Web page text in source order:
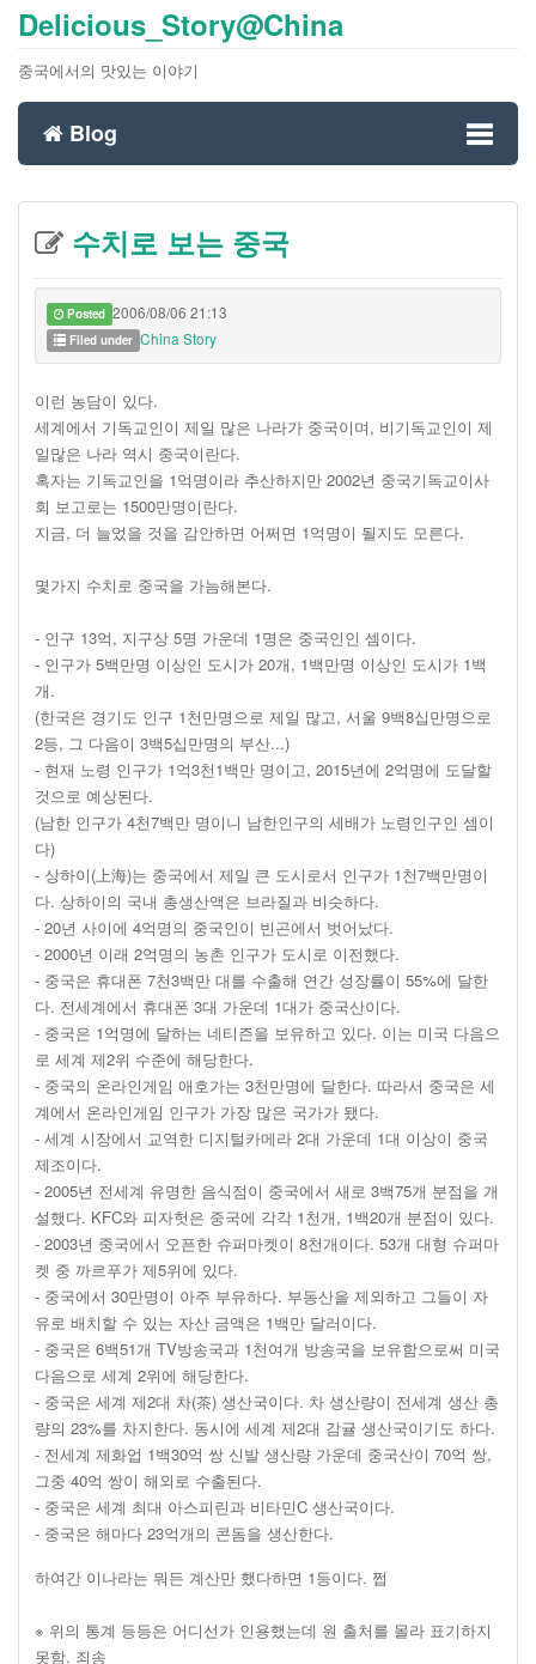
Delicious_Story@China
중국에서의 맛있는 이야기
Toggle
Blog
수치로 보는 중국
Posted 2006/08/06 21:13
Filed under China Story
이런 농담이 있다.
세계에서 기독교인이 제일 많은 나라가 중국이며, 비기독교인이 제
일많은 나라 역시 중국이란다.
혹자는 기독교인을 1억명이라 추산하지만 2002년 중국기독교이사
회 보고로는 1500만명이란다.
지금, 더 늘었을 것을 감안하면 어쩌면 1억명이 될지도 모른다.
몇가지 수치로 중국을 가늠해본다.
- 인구 13억, 지구상 5명 가운데 1명은 중국인인 셈이다.
- 인구가 5백만명 이상인 도시가 20개, 1백만명 이상인 도시가 1백
개.
(한국은 경기도 인구 1천만명으로 제일 많고, 서울 9백8십만명으로
2등, 그 다음이 3백5십만명의 부산...)
- 현재 노령 인구가 1억3천1백만 명이고, 2015년에 2억명에 도달할
것으로 예상된다.
(남한 인구가 4천7백만 명이니 남한인구의 세배가 노령인구인 셈이
다)
- 상하이(上海)는 중국에서 제일 큰 도시로서 인구가 1천7백만명이
다. 상하이의 국내 총생산액은 브라질과 비슷하다.
- 20년 사이에 4억명의 중국인이 빈곤에서 벗어났다.
- 2000년 이래 2억명의 농촌 인구가 도시로 이전했다.
- 중국은 휴대폰 7천3백만 대를 수출해 연간 성장률이 55%에 달한
다. 전세계에서 휴대폰 3대 가운데 1대가 중국산이다.
- 중국은 1억명에 달하는 네티즌을 보유하고 있다. 이는 미국 다음으
로 세계 제2위 수준에 해당한다.
- 중국의 온라인게임 애호가는 3천만명에 달한다. 따라서 중국은 세
계에서 온라인게임 인구가 가장 많은 국가가 됐다.
- 세계 시장에서 교역한 디지털카메라 2대 가운데 1대 이상이 중국
제조이다.
- 2005년 전세계 유명한 음식점이 중국에서 새로 3백75개 분점을 개
설했다. KFC와 피자헛은 중국에 각각 1천개, 1백20개 분점이 있다.
- 2003년 중국에서 오픈한 슈퍼마켓이 8천개이다. 53개 대형 슈퍼마
켓 중 까르푸가 제5위에 있다.
- 중국에서 30만명이 아주 부유하다. 부동산을 제외하고 그들이 자
유로 배치할 수 있는 자산 금액은 1백만 달러이다.
- 중국은 6백51개 TV방송국과 1천여개 방송국을 보유함으로써 미국
다음으로 세계 2위에 해당한다.
- 중국은 세계 제2대 차(茶) 생산국이다. 차 생산량이 전세계 생산 총
량의 23%를 차지한다. 동시에 세계 제2대 감귤 생산국이기도 하다.
- 전세계 제화업 1백30억 쌍 신발 생산량 가운데 중국산이 70억 쌍,
그중 40억 쌍이 해외로 수출된다.
- 중국은 세계 최대 아스피린과 비타민C 생산국이다.
- 중국은 해마다 23억개의 콘돔을 생산한다.
하여간 이나라는 뭐든 계산만 했다하면 1등이다. 쩝
※ 위의 통계 등등은 어디선가 인용했는데 원 출처를 몰라 표기하지
못함. 죄송